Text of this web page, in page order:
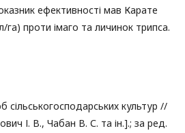
ефективності мав Карате
га) проти імаго та личинок трипса.
сільськогосподарських культур //
І. В., Чабан В. С. та ін.].; за ред.